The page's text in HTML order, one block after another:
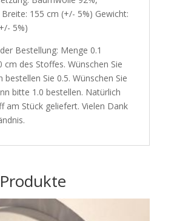
155 cm (+/- 5%) Gewicht:
5%)
Bestellung: Menge 0.1
cm des Stoffes. Wünschen Sie
bestellen Sie 0.5. Wünschen Sie
bitte 1.0 bestellen. Natürlich
am Stück geliefert. Vielen Dank